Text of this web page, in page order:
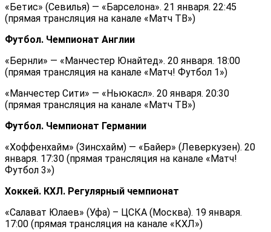
«Бетис» (Севилья) — «Барселона». 21 января. 22:45
(прямая трансляция на канале «Матч ТВ»)
Футбол. Чемпионат Англии
«Бернли» — «Манчестер Юнайтед». 20 января. 18:00
(прямая трансляция на канале «Матч! Футбол 1»)
«Манчестер Сити» — «Ньюкасл». 20 января. 20:30
(прямая трансляция на канале «Матч ТВ»)
Футбол. Чемпионат Германии
«Хоффенхайм» (Зинсхайм) — «Байер» (Леверкузен). 20
января. 17:30 (прямая трансляция на канале «Матч!
Футбол 3»)
Хоккей. КХЛ. Регулярный чемпионат
«Салават Юлаев» (Уфа) – ЦСКА (Москва). 19 января.
17:00 (прямая трансляция на канале «КХЛ»)